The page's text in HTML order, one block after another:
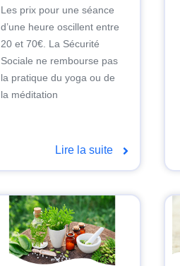
Les prix pour une séance
d’une heure oscillent entre
20 et 70€. La Sécurité
Sociale ne rembourse pas
la pratique du yoga ou de
la méditation
Lire la suite